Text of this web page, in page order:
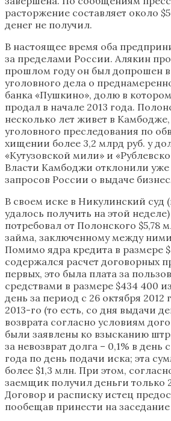
расторжение составляет около
денег не получил.
В настоящее время оба
за пределами России. Алякин
прошлом году он был допрошен
уголовного дела о
банка «Пушкино», долю в
продал в начале 2013 года.
несколько лет живет в Камбодже,
уголовного преследования по
хищении более 3,2 млрд руб. у
«Кутузовской мили» и
Власти Камбоджи отклонили уже
запросов России о выдаче
В своем иске в Никулинский суд
удалось получить на этой
потребовал от Полонского $5,78
займа, заключенному между ними
Помимо ядра кредита в размере
содержался расчет договорных
первых, это была плата за
средствами в размере $434 400
день за период с 26 октября 2012
2013-го (то есть, со дня выдачи
возврата согласно условиям
были заявлены ко взысканию
за невозврат долга – 0,1% в день
года по день подачи иска; эта
более $1,3 млн. При этом,
заемщик получил деньги только
Договор и расписку истец
пообещав принести на